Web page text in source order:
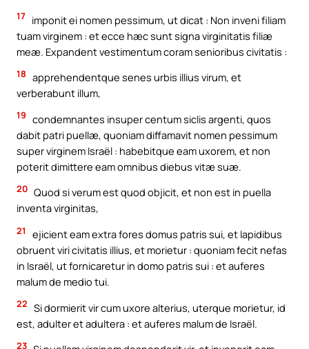
17 imponit ei nomen pessimum, ut dicat : Non inveni filiam
tuam virginem : et ecce hæc sunt signa virginitatis filiæ
meæ. Expandent vestimentum coram senioribus civitatis :
18 apprehendentque senes urbis illius virum, et
verberabunt illum,
19 condemnantes insuper centum siclis argenti, quos
dabit patri puellæ, quoniam diffamavit nomen pessimum
super virginem Israël : habebitque eam uxorem, et non
poterit dimittere eam omnibus diebus vitæ suæ.
20 Quod si verum est quod objicit, et non est in puella
inventa virginitas,
21
ejicient eam extra fores domus patris sui, et lapidibus
obruent viri civitatis illius, et morietur : quoniam fecit nefas
in Israël, ut fornicaretur in domo patris sui : et auferes
malum de medio tui.
22 Si dormierit vir cum uxore alterius, uterque morietur, id
est, adulter et adultera : et auferes malum de Israël.
23